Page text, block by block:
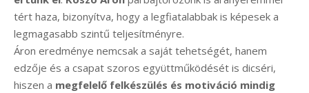
tért haza, bizonyítva, hogy a legfiatalabbak is képesek a
legmagasabb szintű teljesítményre.
Áron eredménye nemcsak a saját tehetségét, hanem
edzője és a csapat szoros együttműködését is dicséri,
hiszen a megfelelő felkészülés és motiváció mindig